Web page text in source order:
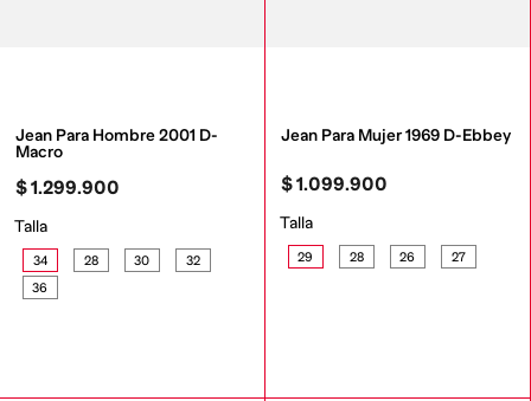
Jean Para Hombre 2001 D-
Macro
$1.299.900
Talla
34 28 30
32
36
Jean Para Mujer 1969 D-Ebbey
$1.099.900
Talla
29 28 26 27